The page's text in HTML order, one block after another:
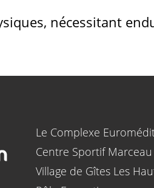
nécessitant
Le Complexe
Centre Sportif
Village de Gîtes Les